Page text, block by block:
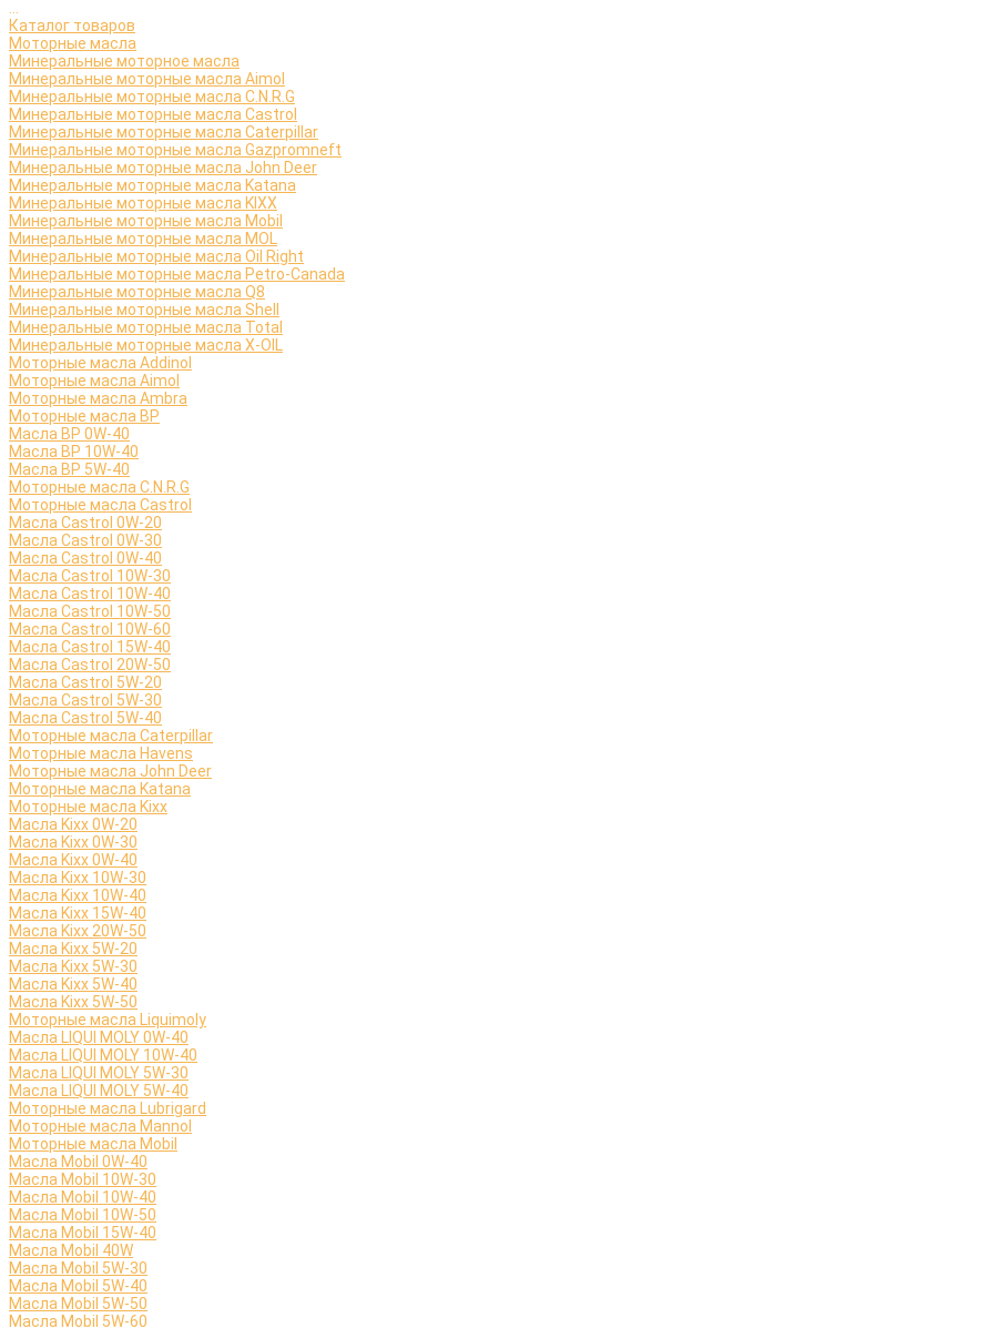
Каталог товаров
Моторные масла
Минеральные моторное масла
Минеральные моторные масла Aimol
Минеральные моторные масла C.N.R.G
Минеральные моторные масла Castrol
Минеральные моторные масла Caterpillar
Минеральные моторные масла Gazpromneft
Минеральные моторные масла John Deer
Минеральные моторные масла Katana
Минеральные моторные масла KIXX
Минеральные моторные масла Mobil
Минеральные моторные масла MOL
Минеральные моторные масла Oil Right
Минеральные моторные масла Petro-Canada
Минеральные моторные масла Q8
Минеральные моторные масла Shell
Минеральные моторные масла Total
Минеральные моторные масла X-OIL
Моторные масла Addinol
Моторные масла Aimol
Моторные масла Ambra
Моторные масла BP
Масла BP 0W-40
Масла BP 10W-40
Масла BP 5W-40
Моторные масла C.N.R.G
Моторные масла Castrol
Масла Castrol 0W-20
Масла Castrol 0W-30
Масла Castrol 0W-40
Масла Castrol 10W-30
Масла Castrol 10W-40
Масла Castrol 10W-50
Масла Castrol 10W-60
Масла Castrol 15W-40
Масла Castrol 20W-50
Масла Castrol 5W-20
Масла Castrol 5W-30
Масла Castrol 5W-40
Моторные масла Caterpillar
Моторные масла Havens
Моторные масла John Deer
Моторные масла Katana
Моторные масла Kixx
Масла Kixx 0W-20
Масла Kixx 0W-30
Масла Kixx 0W-40
Масла Kixx 10W-30
Масла Kixx 10W-40
Масла Kixx 15W-40
Масла Kixx 20W-50
Масла Kixx 5W-20
Масла Kixx 5W-30
Масла Kixx 5W-40
Масла Kixx 5W-50
Моторные масла Liquimoly
Масла LIQUI MOLY 0W-40
Масла LIQUI MOLY 10W-40
Масла LIQUI MOLY 5W-30
Масла LIQUI MOLY 5W-40
Моторные масла Lubrigard
Моторные масла Mannol
Моторные масла Mobil
Масла Mobil 0W-40
Масла Mobil 10W-30
Масла Mobil 10W-40
Масла Mobil 10W-50
Масла Mobil 15W-40
Масла Mobil 40W
Масла Mobil 5W-30
Масла Mobil 5W-40
Масла Mobil 5W-50
Масла Mobil 5W-60